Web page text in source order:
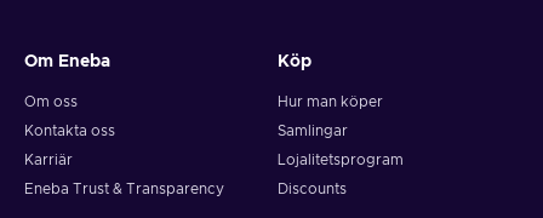
Om Eneba
Om oss
Kontakta oss
Karriär
Eneba Trust & Transparency
Köp
Hur man köper
Samlingar
Lojalitetsprogram
Discounts